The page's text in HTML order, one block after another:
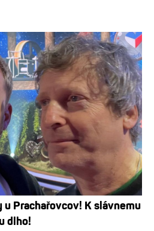
Prachařovcov! K slávnemu
dlho!